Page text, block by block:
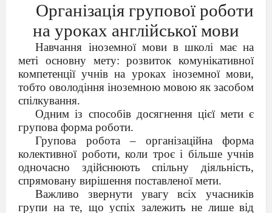
Організація групової роботи
на уроках англійської мови
Навчання іноземної мови в школі має на
меті основну мету: розвиток комунікативної
компетенції учнів на уроках іноземної мови,
тобто оволодіння іноземною мовою як засобом
спілкування.
Одним із способів досягнення цієї мети є
групова форма роботи.
Групова робота – організаційна форма
колективної роботи, коли троє і більше учнів
одночасно здійснюють спільну діяльність,
спрямовану вирішення поставленої мети.
Важливо звернути увагу всіх учасників
групи на те, що успіх залежить не лише від